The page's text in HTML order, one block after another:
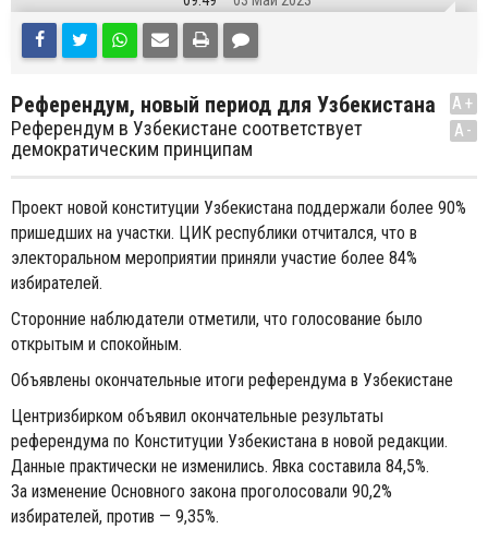
Референдум, новый период для Узбекистана
Референдум в Узбекистане соответствует
демократическим принципам
A+
A-
Проект новой конституции Узбекистана поддержали более 90%
пришедших на участки. ЦИК республики отчитался, что в
электоральном мероприятии приняли участие более 84%
избирателей.
Сторонние наблюдатели отметили, что голосование было
открытым и спокойным.
Объявлены окончательные итоги референдума в Узбекистане
Центризбирком объявил окончательные результаты
референдума по Конституции Узбекистана в новой редакции.
Данные практически не изменились. Явка составила 84,5%.
За изменение Основного закона проголосовали 90,2%
избирателей, против — 9,35%.